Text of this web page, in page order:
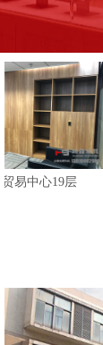
19层
19层